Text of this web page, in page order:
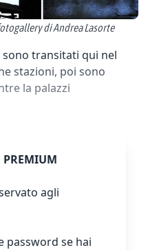
di Andrea Lasorte
sono transitati qui nel
stazioni, poi sono
la palazzi
PREMIUM
agli
password se hai